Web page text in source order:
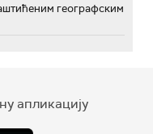
географским
апликацију